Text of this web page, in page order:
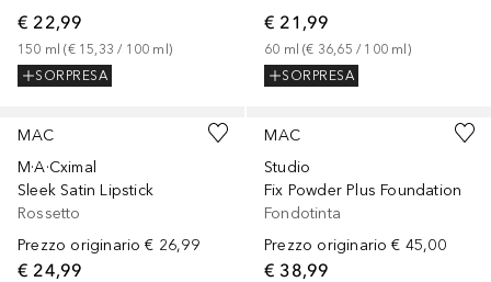
€ 22,99
150 ml (€ 15,33 / 100 ml)
SORPRESA
€ 21,99
60 ml (€ 36,65 / 100 ml)
SORPRESA
MAC
M·A·Cximal
Sleek Satin Lipstick
Rossetto
Prezzo originario € 26,99
€ 24,99
+30
MAC
Studio
Fix Powder Plus Foundation
Fondotinta
Prezzo originario € 45,00
€ 38,99
+66